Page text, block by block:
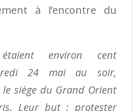
à l’encontre du
environ cent
24 mai au soir,
siège du Grand Orient
Leur but : protester